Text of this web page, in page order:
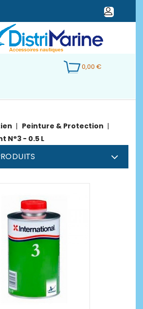
0,00 €
Peinture & Protection
N°3 - 0.5 L